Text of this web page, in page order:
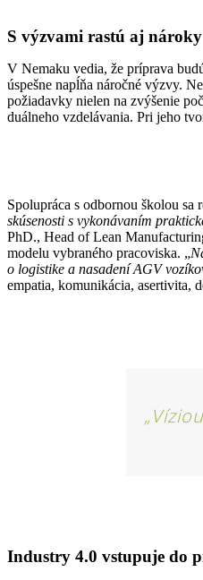
S výzvami rastú aj nároky
V Nemaku vedia, že príprava
úspešne napĺňa náročné výzvy.
požiadavky nielen na zvýšenie
duálneho vzdelávania. Pri jeho
Spolupráca s odbornou školou
skúsenosti s vykonávaním
PhD., Head of Lean
modelu vybraného pracoviska. „
o logistike a nasadení AGV
empatia, komunikácia,
Industry 4.0 vstupuje do